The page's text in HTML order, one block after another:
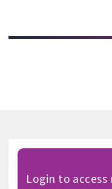
Login to access